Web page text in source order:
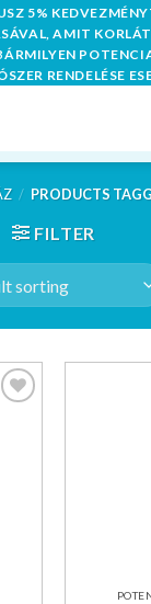
5%
AMIT
RENDELÉSE
/ PRODUCTS
FILTER